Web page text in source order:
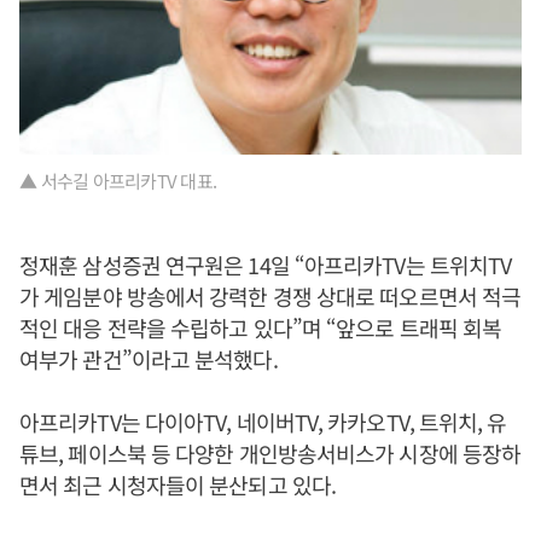
▲ 서수길 아프리카TV 대표.
정재훈 삼성증권 연구원은 14일 “아프리카TV는 트위치TV
가 게임분야 방송에서 강력한 경쟁 상대로 떠오르면서 적극
적인 대응 전략을 수립하고 있다”며 “앞으로 트래픽 회복
여부가 관건”이라고 분석했다.
아프리카TV는 다이아TV, 네이버TV, 카카오TV, 트위치, 유
튜브, 페이스북 등 다양한 개인방송서비스가 시장에 등장하
면서 최근 시청자들이 분산되고 있다.